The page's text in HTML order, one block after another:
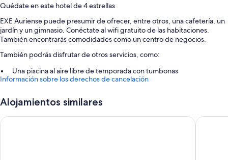
Quédate en este hotel de 4 estrellas
EXE Auriense puede presumir de ofrecer, entre otros, una cafetería, un
jardín y un gimnasio. Conéctate al wifi gratuito de las habitaciones.
También encontrarás comodidades como un centro de negocios.
También podrás disfrutar de otros servicios, como:
Una piscina al aire libre de temporada con tumbonas
Aparcamiento gratis
Desayuno bufé (de pago), un punto de recarga para coches y
servicio de registro de salida exprés
Una máquina expendedora, consigna de equipaje y espacios sin
Información sobre los derechos de cancelación
Alojamientos similares
Barcelo Ourense Hotel